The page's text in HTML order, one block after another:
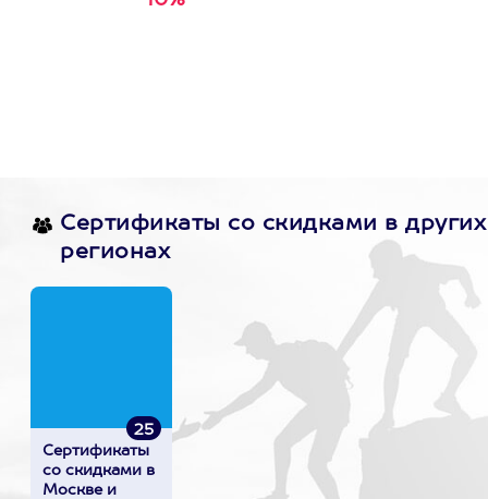
Сертификаты со скидками в других
регионах
25
Сертификаты
со скидками в
Москве и